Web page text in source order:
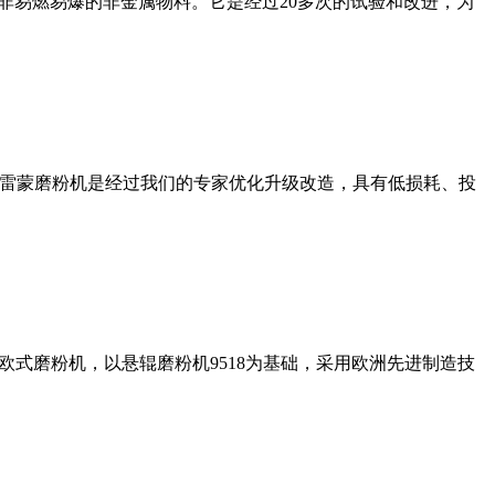
蒙磨粉机是经过我们的专家优化升级改造，具有低损耗、投
磨粉机，以悬辊磨粉机9518为基础，采用欧洲先进制造技